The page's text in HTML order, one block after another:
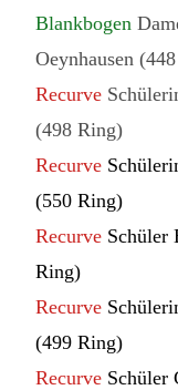
Blankbogen
Oeynhausen
Recurve
(498 Ring)
Recurve
(550 Ring)
Recurve Schüler
Ring)
Recurve
(499 Ring)
Recurve Schüler